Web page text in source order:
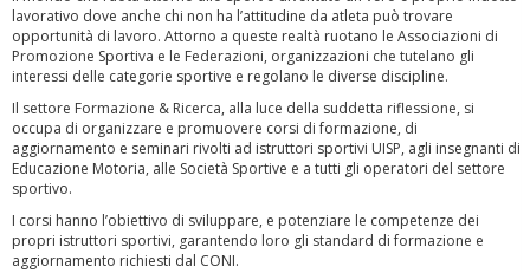
Luglio 2026: "Pensando con i piedi, si possono fare le
rivoluzioni"
lavorativo dove anche chi non ha l’attitudine da atleta può trovare
opportunità di lavoro. Attorno a queste realtà ruotano le Associazioni di
Promozione Sportiva e le Federazioni, organizzazioni che tutelano gli
interessi delle categorie sportive e regolano le diverse discipline.
Il settore Formazione & Ricerca, alla luce della suddetta riflessione, si
occupa di organizzare e promuovere corsi di formazione, di
aggiornamento e seminari rivolti ad istruttori sportivi UISP, agli insegnanti di
Educazione Motoria, alle Società Sportive e a tutti gli operatori del settore
sportivo.
I corsi hanno l’obiettivo di sviluppare, e potenziare le competenze dei
propri istruttori sportivi, garantendo loro gli standard di formazione e
aggiornamento richiesti dal CONI.